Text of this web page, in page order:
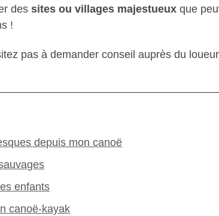
des sites ou villages majestueuxque
!
pas à demander conseil auprès du
depuis mon canoë
enfants
canoë-kayak